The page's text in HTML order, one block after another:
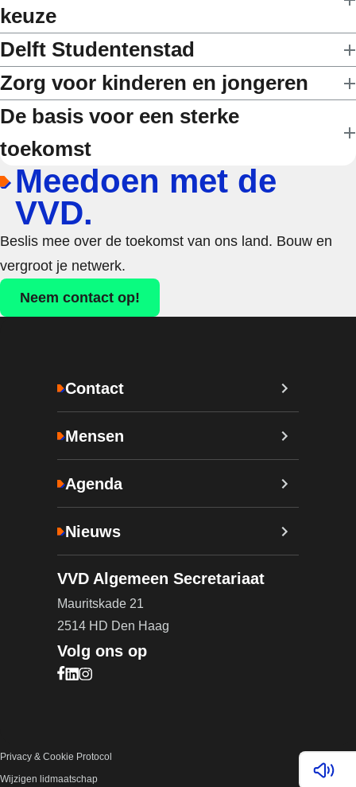
keuze
Delft Studentenstad
Zorg voor kinderen en jongeren
De basis voor een sterke
toekomst
Lees
Meedoen met de
VVD.
Beslis mee over de toekomst van ons land. Bouw en
vergroot je netwerk.
Neem contact op!
Contact
Mensen
Agenda
Nieuws
VVD Algemeen Secretariaat
Mauritskade 21
2514 HD Den Haag
Volg ons op
Bezoek onze Facebook pagina (opent in nieuw
Bezoek onze LinkedIn pagina (opent in nieuw
Bezoek onze Instagram pagina (opent in
Privacy & Cookie Protocol
Wijzigen lidmaatschap